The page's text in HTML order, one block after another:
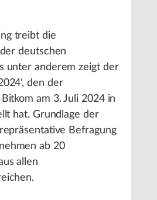
treibt die
deutschen
unter anderem zeigt der
den der
am 3. Juli 2024 in
hat. Grundlage der
Befragung
ab 20
allen